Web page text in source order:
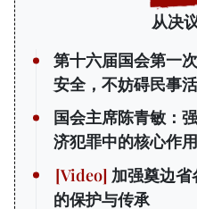
从决
第十六届国会第一
安全，不妨碍民事
国会主席陈青敏：
济犯罪中的核心作用
加强奠边
的保护与传承